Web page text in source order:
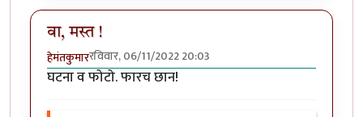
वा, मस्त !
हेमंतकुमाररविवार, 06/11/2022 20:03
घटना व फोटो. फारच छान!